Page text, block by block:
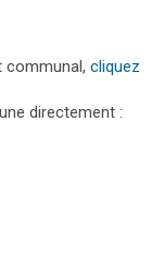
communal, cliquez
directement :